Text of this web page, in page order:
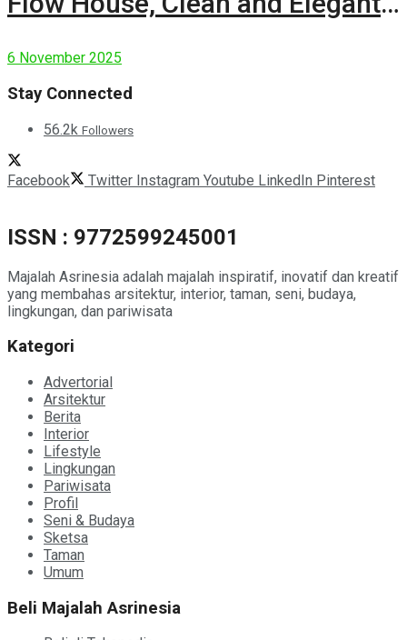
6 November 2025
Stay Connected
56.2k Followers
Facebook Twitter Instagram Youtube LinkedIn Pinterest
ISSN : 9772599245001
Majalah Asrinesia adalah majalah inspiratif, inovatif dan kreatif
yang membahas arsitektur, interior, taman, seni, budaya,
lingkungan, dan pariwisata
Kategori
Advertorial
Arsitektur
Berita
Interior
Lifestyle
Lingkungan
Pariwisata
Profil
Seni & Budaya
Sketsa
Taman
Umum
Beli Majalah Asrinesia